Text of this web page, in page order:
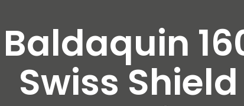
Baldaquin
Swiss Shield